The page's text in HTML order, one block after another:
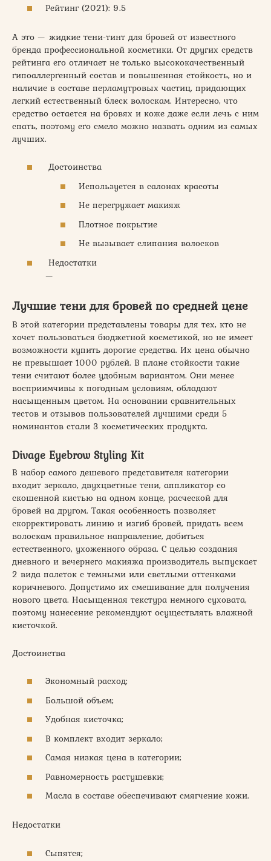
Рейтинг (2021): 9.5
А это — жидкие тени-тинт для бровей от известного
бренда профессиональной косметики. От других средств
рейтинга его отличает не только высококачественный
гипоаллергенный состав и повышенная стойкость, но и
наличие в составе перламутровых частиц, придающих
легкий естественный блеск волоскам. Интересно, что
средство остается на бровях и коже даже если лечь с ним
спать, поэтому его смело можно назвать одним из самых
лучших.
Достоинства
Используется в салонах красоты
Не перегружает макияж
Плотное покрытие
Не вызывает слипания волосков
Недостатки
—
Лучшие тени для бровей по средней цене
В этой категории представлены товары для тех, кто не
хочет пользоваться бюджетной косметикой, но не имеет
возможности купить дорогие средства. Их цена обычно
не превышает 1000 рублей. В плане стойкости такие
тени считают более удобным вариантом. Они менее
восприимчивы к погодным условиям, обладают
насыщенным цветом. На основании сравнительных
тестов и отзывов пользователей лучшими среди 5
номинантов стали 3 косметических продукта.
Divage Eyebrow Styling Kit
В набор самого дешевого представителя категории
входит зеркало, двухцветные тени, аппликатор со
скошенной кистью на одном конце, расческой для
бровей на другом. Такая особенность позволяет
скорректировать линию и изгиб бровей, придать всем
волоскам правильное направление, добиться
естественного, ухоженного образа. С целью создания
дневного и вечернего макияжа производитель выпускает
2 вида палеток с темными или светлыми оттенками
коричневого. Допустимо их смешивание для получения
нового цвета. Насыщенная текстура немного суховата,
поэтому нанесение рекомендуют осуществлять влажной
кисточкой.
Достоинства
Экономный расход;
Большой объем;
Удобная кисточка;
В комплект входит зеркало;
Самая низкая цена в категории;
Равномерность растушевки;
Масла в составе обеспечивают смягчение кожи.
Недостатки
Сыпятся;